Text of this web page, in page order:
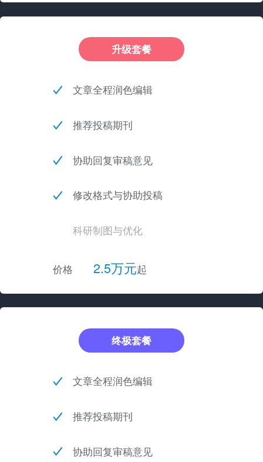
升级套餐
文章全程润色编辑
推荐投稿期刊
协助回复审稿意见
修改格式与协助投稿
科研制图与优化
价格 2.5万元起
终极套餐
文章全程润色编辑
推荐投稿期刊
协助回复审稿意见